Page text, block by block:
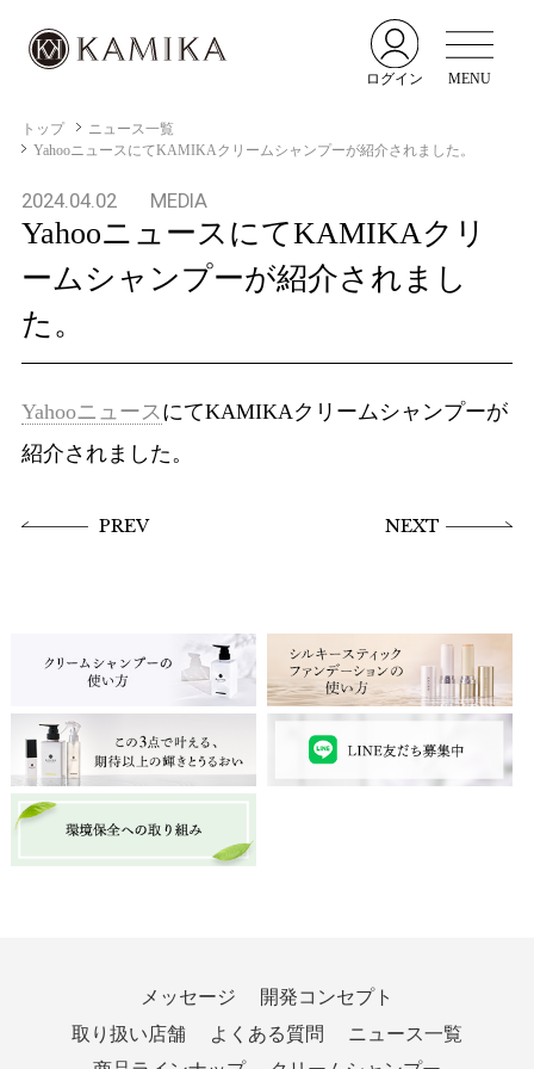
ログイン MENU
トップ
ニュース一覧
YahooニュースにてKAMIKAクリームシャンプーが紹介されました。
2024.04.02 MEDIA
YahooニュースにてKAMIKAクリ
ームシャンプーが紹介されまし
た。
YahooニュースにてKAMIKAクリームシャンプーが
紹介されました。
PREV NEXT
メッセージ
開発コンセプト
取り扱い店舗
よくある質問
ニュース一覧